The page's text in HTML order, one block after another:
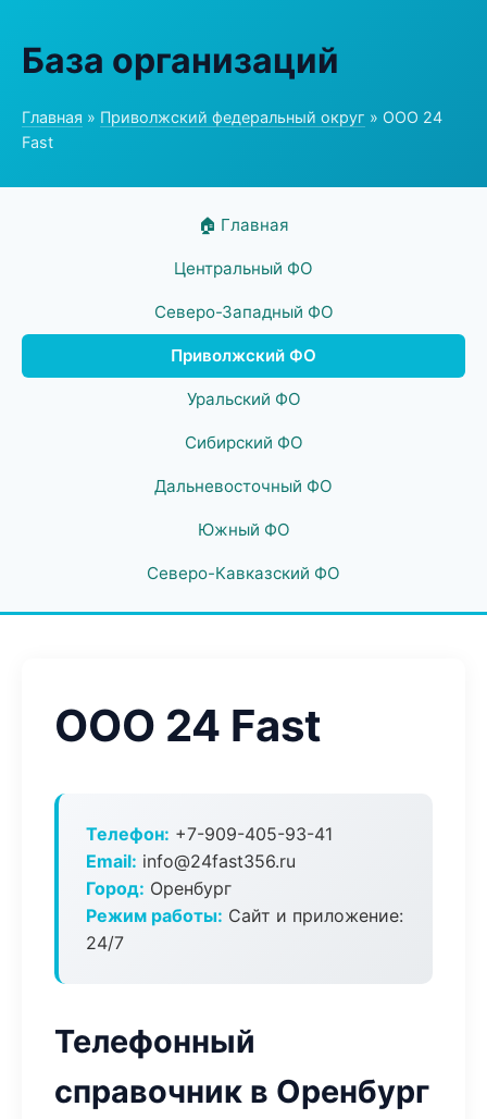
База организаций
Главная » Приволжский федеральный округ » ООО 24
Fast
🏠 Главная
Центральный ФО
Северо-Западный ФО
Приволжский ФО
Уральский ФО
Сибирский ФО
Дальневосточный ФО
Южный ФО
Северо-Кавказский ФО
ООО 24 Fast
Телефон: +7-909-405-93-41
Email: info@24fast356.ru
Город: Оренбург
Режим работы: Сайт и приложение:
24/7
Телефонный
справочник в Оренбург